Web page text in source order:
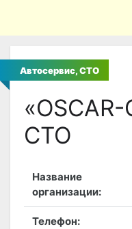
Автосервис, СТО
СТО
Название
организации:
Телефон: